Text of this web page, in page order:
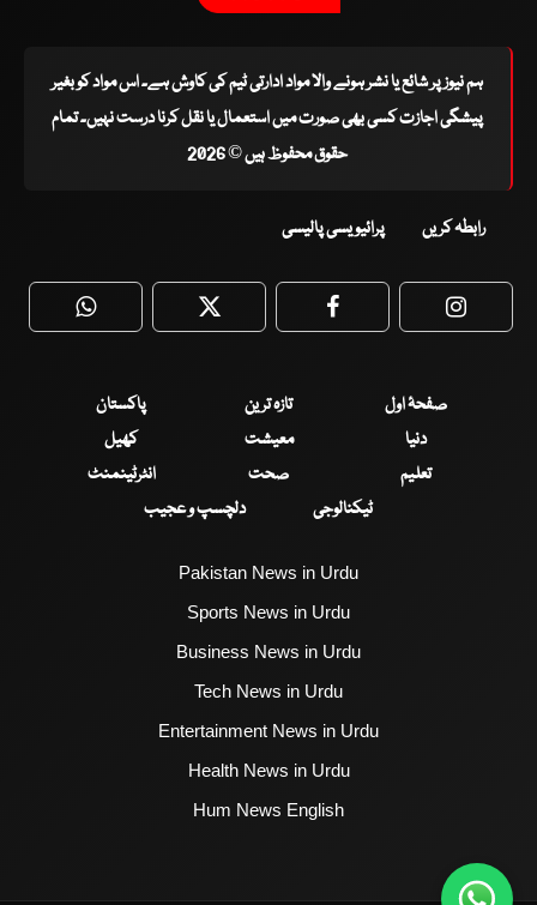
ہم نیوز پر شائع یا نشر ہونے والا مواد ادارتی ٹیم کی کاوش ہے۔ اس مواد کو بغیر
پیشگی اجازت کسی بھی صورت میں استعمال یا نقل کرنا درست نہیں۔ تمام
حقوق محفوظ ہیں © 2026
رابطہ کریں پرائیویسی پالیسی
WhatsApp Twitter Facebook
صفحۂ اول تازہ ترین
پاکستان
دنیا
معیشت
کھیل
تعلیم
صحت
انٹرٹینمنٹ
ٹیکنالوجی
دلچسپ و عجیب
Pakistan News in Urdu
Sports News in Urdu
Business News in Urdu
Tech News in Urdu
Entertainment News in Urdu
Health News in Urdu
Hum News English